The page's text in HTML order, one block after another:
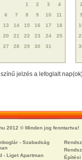
1
2 3
4
6 7 8 9 10
11
13 14 15 16 17
18
20 21 22 23 24
25
27 28 29 30 31
2
9
színű jelzés a lefoglalt
2012 © Minden jog fenntartva!
- Szabadság
- Liget Apartman
Építési